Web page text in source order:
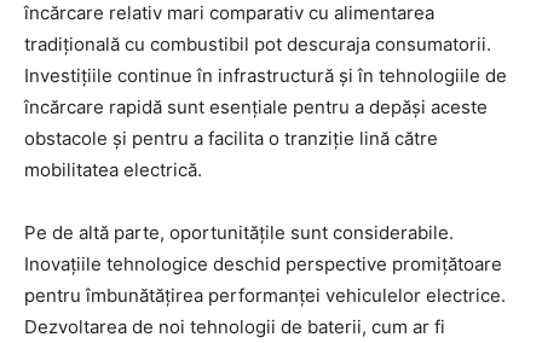
încărcare relativ mari comparativ cu alimentarea
tradițională cu combustibil pot descuraja consumatorii.
Investițiile continue în infrastructură și în tehnologiile de
încărcare rapidă sunt esențiale pentru a depăși aceste
obstacole și pentru a facilita o tranziție lină către
mobilitatea electrică.
Pe de altă parte, oportunitățile sunt considerabile.
Inovațiile tehnologice deschid perspective promițătoare
pentru îmbunătățirea performanței vehiculelor electrice.
Dezvoltarea de noi tehnologii de baterii, cum ar fi